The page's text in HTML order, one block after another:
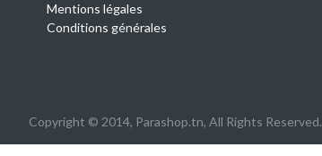
Mentions légales
Conditions générales
Copyright © 2014, Parashop.tn, All Rights Reserved.